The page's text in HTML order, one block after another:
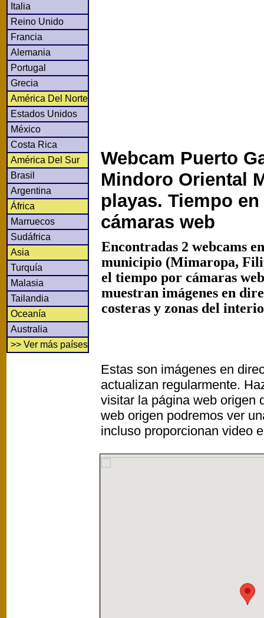
Italia
Reino Unido
Francia
Alemania
Portugal
Grecia
América Del Norte
Estados Unidos
México
Costa Rica
América Del Sur
Brasil
Argentina
África
Marruecos
Sudáfrica
Asia
Turquía
Malasia
Tailandia
Oceanía
Australia
>> Ver más países
Webcam Puerto
Mindoro Oriental
playas. Tiempo
cámaras web
Encontradas 2 webcams
municipio (Mimaropa,
el tiempo por cámaras
muestran imágenes en
costeras y zonas del
Estas son imágenes en
actualizan regularmente.
visitar la página web origen
web origen podremos ver
incluso proporcionan video